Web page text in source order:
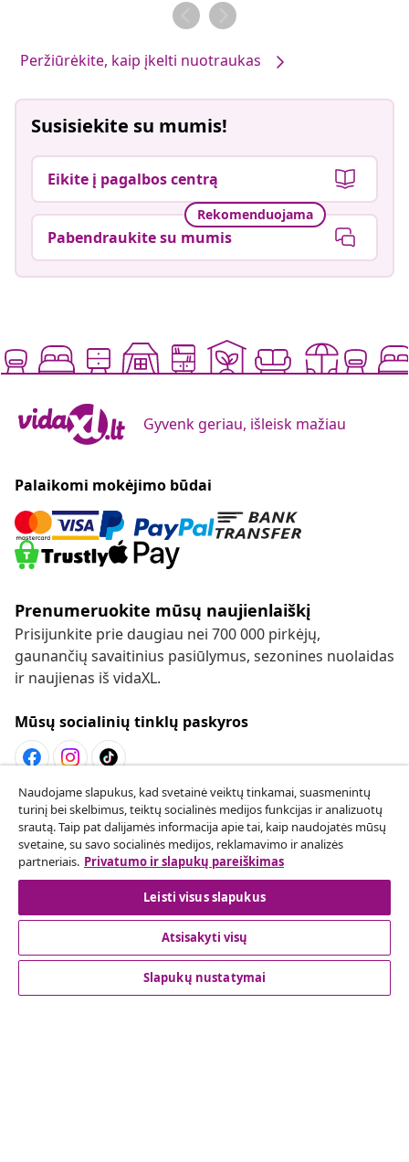
Peržiūrėkite, kaip įkelti nuotraukas
Susisiekite su mumis!
Eikite į pagalbos centrą
Rekomenduojama
Pabendraukite su mumis
Gyvenk geriau, išleisk mažiau
Palaikomi mokėjimo būdai
Prenumeruokite mūsų naujienlaiškį
Prisijunkite prie daugiau nei 700 000 pirkėjų,
gaunančių savaitinius pasiūlymus, sezonines nuolaidas
ir naujienas iš vidaXL.
Mūsų socialinių tinklų paskyros
Sutarties atsisakymas
Pateikite prašymą atsisakyti užsakymo.
Sutarties atsisakymas
Klientų aptarnavimas
Naudojame slapukus, kad svetainė veiktų tinkamai, suasmenintų
turinį bei skelbimus, teiktų socialinės medijos funkcijas ir analizuotų
srautą. Taip pat dalijamės informacija apie tai, kaip naudojatės mūsų
svetaine, su savo socialinės medijos, reklamavimo ir analizės
partneriais. Privatumo ir slapukų pareiškimas
Leisti visus slapukus
Atsisakyti visų
Slapukų nustatymai